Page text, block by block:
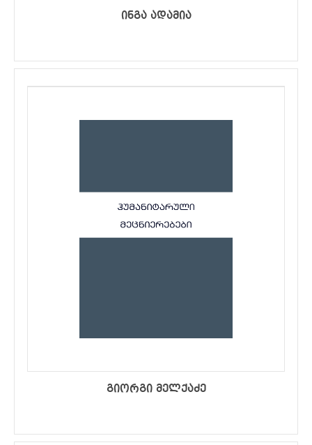
ინგა ადამია
გიორგი მელქაძე